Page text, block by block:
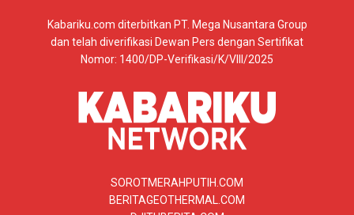
Kabariku.com diterbitkan PT. Mega Nusantara Group
dan telah diverifikasi Dewan Pers dengan Sertifikat
Nomor: 1400/DP-Verifikasi/K/VIII/2025
SOROTMERAHPUTIH.COM
BERITAGEOTHERMAL.COM